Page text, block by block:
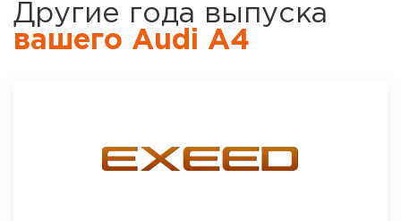
Другие года выпуска
вашего Audi A4